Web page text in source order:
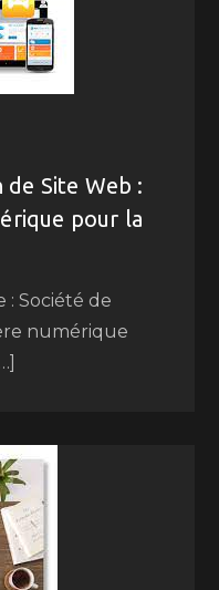
de Site Web :
pour la
: Société de
numérique